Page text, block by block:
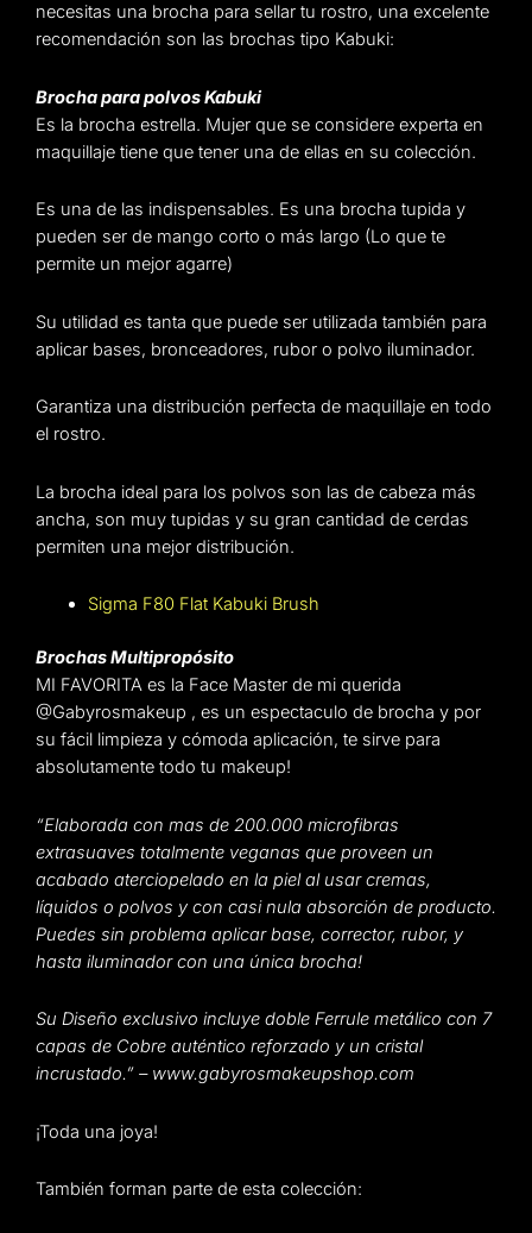
necesitas una brocha para sellar tu rostro, una excelente
recomendación son las brochas tipo Kabuki:
Brocha para polvos Kabuki
Es la brocha estrella. Mujer que se considere experta en
maquillaje tiene que tener una de ellas en su colección.
Es una de las indispensables. Es una brocha tupida y
pueden ser de mango corto o más largo (Lo que te
permite un mejor agarre)
Su utilidad es tanta que puede ser utilizada también para
aplicar bases, bronceadores, rubor o polvo iluminador.
Garantiza una distribución perfecta de maquillaje en todo
el rostro.
La brocha ideal para los polvos son las de cabeza más
ancha, son muy tupidas y su gran cantidad de cerdas
permiten una mejor distribución.
Sigma F80 Flat Kabuki Brush
Brochas Multipropósito
MI FAVORITA es la Face Master de mi querida
@Gabyrosmakeup , es un espectaculo de brocha y por
su fácil limpieza y cómoda aplicación, te sirve para
absolutamente todo tu makeup!
“Elaborada con mas de 200.000 microfibras
extrasuaves totalmente veganas que proveen un
acabado aterciopelado en la piel al usar cremas,
líquidos o polvos y con casi nula absorción de producto.
Puedes sin problema aplicar base, corrector, rubor, y
hasta iluminador con una única brocha!
Su Diseño exclusivo incluye doble Ferrule metálico con 7
capas de Cobre auténtico reforzado y un cristal
incrustado.” – www.gabyrosmakeupshop.com
¡Toda una joya!
También forman parte de esta colección: